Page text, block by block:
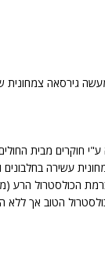
גירסאה צמחונית
חוקרים מבית
עשירה
הכולסטרול הרע
הטוב אך